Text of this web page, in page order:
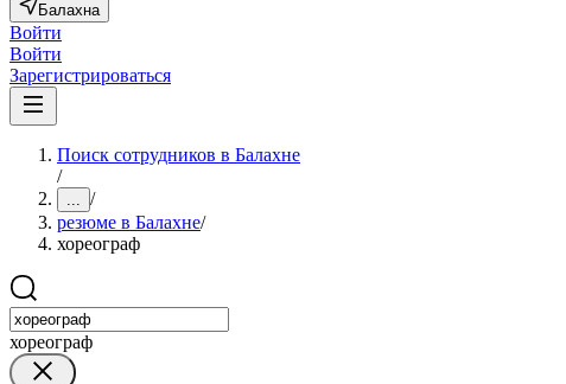
Балахна
Войти
Войти
Зарегистрироваться
Поиск сотрудников в Балахне
/
... /
резюме в Балахне/
хореограф
хореограф